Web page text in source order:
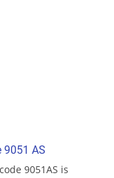
9051 AS
9051AS is